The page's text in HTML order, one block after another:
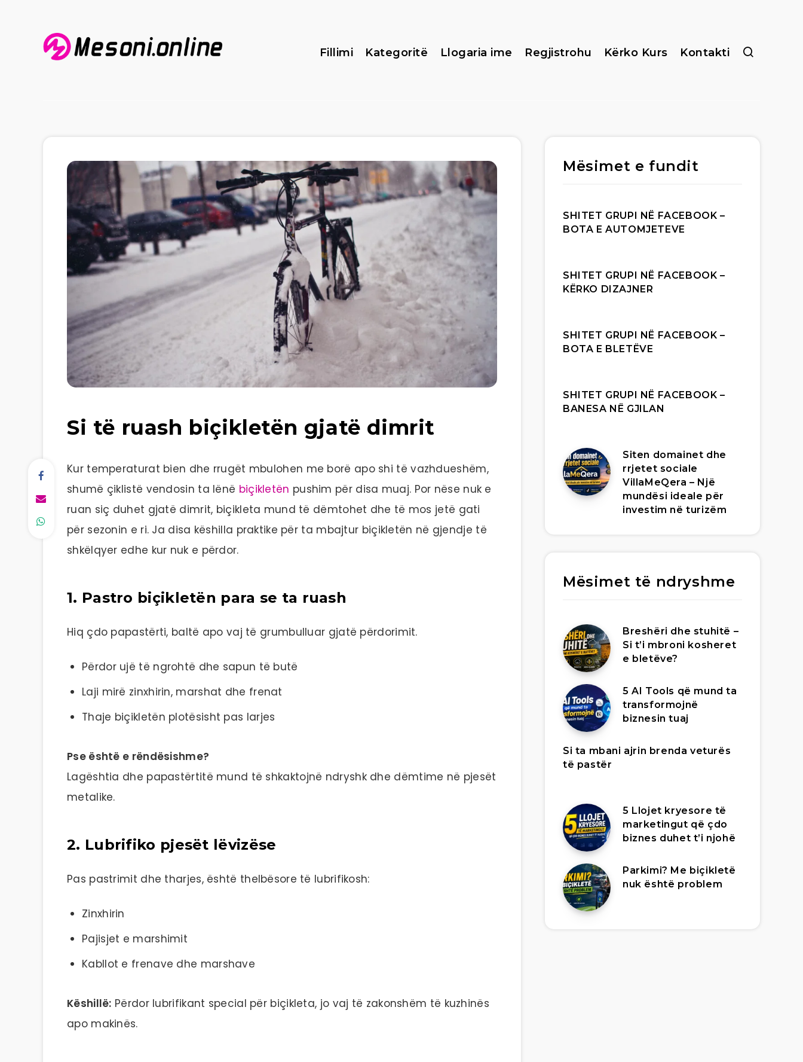
Fillimi Kategoritë Llogaria ime Regjistrohu Kërko Kurs Kontakti
Si të ruash biçikletën gjatë dimrit
Kur temperaturat bien dhe rrugët mbulohen me borë apo shi të vazhdueshëm,
shumë çiklistë vendosin ta lënë biçikletën pushim për disa muaj. Por nëse nuk e
ruan siç duhet gjatë dimrit, biçikleta mund të dëmtohet dhe të mos jetë gati
për sezonin e ri. Ja disa këshilla praktike për ta mbajtur biçikletën në gjendje të
shkëlqyer edhe kur nuk e përdor.
1. Pastro biçikletën para se ta ruash
Hiq çdo papastërti, baltë apo vaj të grumbulluar gjatë përdorimit.
Përdor ujë të ngrohtë dhe sapun të butë
Laji mirë zinxhirin, marshat dhe frenat
Thaje biçikletën plotësisht pas larjes
Pse është e rëndësishme?
Lagështia dhe papastërtitë mund të shkaktojnë ndryshk dhe dëmtime në pjesët
metalike.
2. Lubrifiko pjesët lëvizëse
Pas pastrimit dhe tharjes, është thelbësore të lubrifikosh:
Zinxhirin
Pajisjet e marshimit
Kabllot e frenave dhe marshave
Këshillë: Përdor lubrifikant special për biçikleta, jo vaj të zakonshëm të kuzhinës
apo makinës.
Mësimet e fundit
SHITET GRUPI NË FACEBOOK –
BOTA E AUTOMJETEVE
SHITET GRUPI NË FACEBOOK –
KËRKO DIZAJNER
SHITET GRUPI NË FACEBOOK –
BOTA E BLETËVE
SHITET GRUPI NË FACEBOOK –
BANESA NË GJILAN
Siten domainet dhe
rrjetet sociale
VillaMeQera – Një
mundësi ideale për
investim në turizëm
Mësimet të ndryshme
Breshëri dhe stuhitë –
Si t’i mbroni kosheret
e bletëve?
5 AI Tools që mund ta
transformojnë
biznesin tuaj
Si ta mbani ajrin brenda veturës
të pastër
5 Llojet kryesore të
marketingut që çdo
biznes duhet t’i njohë
Parkimi? Me biçikletë
nuk është problem